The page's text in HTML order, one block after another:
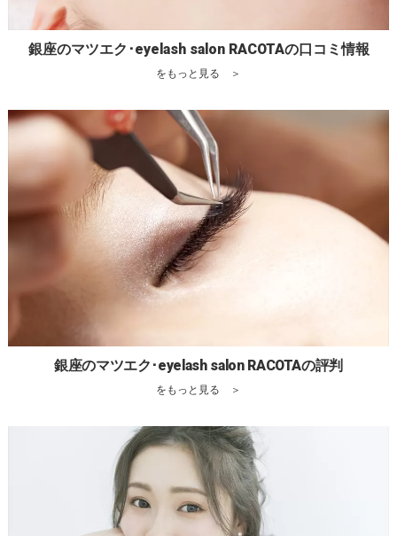
銀座のマツエク･eyelash salon RACOTAの口コミ情報
をもっと見る ＞
銀座のマツエク･eyelash salon RACOTAの評判
をもっと見る ＞